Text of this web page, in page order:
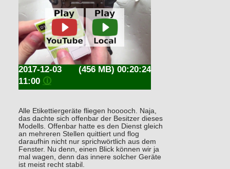
(456 MB) 00:20:24
2017-12-03
11:00 🛈
Alle Etikettiergeräte fliegen hooooch. Naja,
das dachte sich offenbar der Besitzer dieses
Modells. Offenbar hatte es den Dienst gleich
an mehreren Stellen quittiert und flog
daraufhin nicht nur sprichwörtlich aus dem
Fenster. Nu denn, einen Blick können wir ja
mal wagen, denn das innere solcher Geräte
ist meist recht stabil.